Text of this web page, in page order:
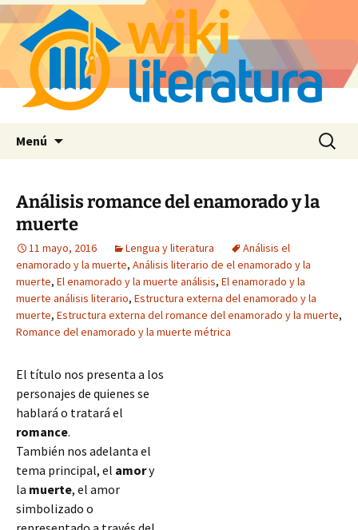
Menú Buscar:
Análisis romance del enamorado y la
muerte
11 mayo, 2016 Lengua y literatura
Análisis el
enamorado y la muerte, Análisis literario de el enamorado y la
muerte, El enamorado y la muerte análisis, El enamorado y la
muerte análisis literario, Estructura externa del enamorado y la
muerte, Estructura externa del romance del enamorado y la muerte,
Romance del enamorado y la muerte métrica
El título nos presenta a los
personajes de quienes se
hablará o tratará el
romance.
También nos adelanta el
tema principal, el amory
la muerte, el amor
simbolizado o